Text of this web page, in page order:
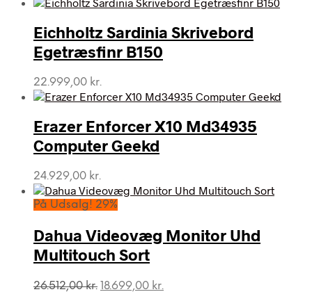
Eichholtz Sardinia Skrivebord
Egetræsfinr B150
22.999,00 kr.
Erazer Enforcer X10 Md34935
Computer Geekd
24.929,00 kr.
På Udsalg! 29%
Dahua Videovæg Monitor Uhd
Multitouch Sort
26.512,00kr. Den
18.699,00 kr.